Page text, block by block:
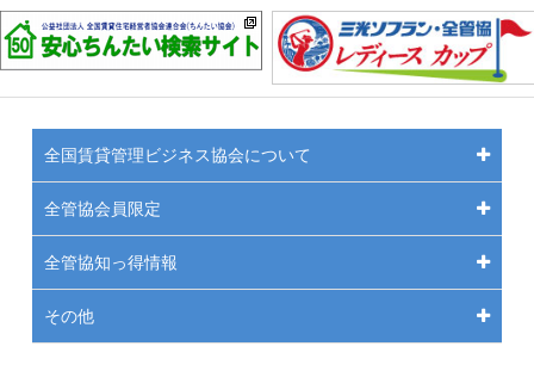
全国賃貸管理ビジネス協会について
全管協会員限定
全管協知っ得情報
その他